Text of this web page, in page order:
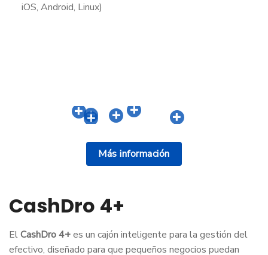
iOS, Android, Linux)
CashDro 4+
ElCashDro 4+es un cajón inteligente para la gestión del
efectivo, diseñado para que pequeños negocios puedan
Más información